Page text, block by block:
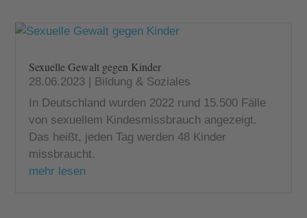
Sexuelle Gewalt gegen Kinder
28.06.2023 | Bildung & Soziales
In Deutschland wurden 2022 rund 15.500 Fälle
von sexuellem Kindesmissbrauch angezeigt.
Das heißt, jeden Tag werden 48 Kinder
missbraucht.
mehr lesen